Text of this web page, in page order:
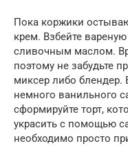
Пока коржики
крем. Взбейте
сливочным маслом.
поэтому не забудьте
миксер либо блендер.
немного ванильного
сформируйте торт,
украсить с помощью
необходимо просто